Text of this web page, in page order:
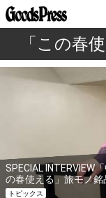
「この春
SPECIAL INTERVIEW
の春使える」旅モノ銘
トピックス